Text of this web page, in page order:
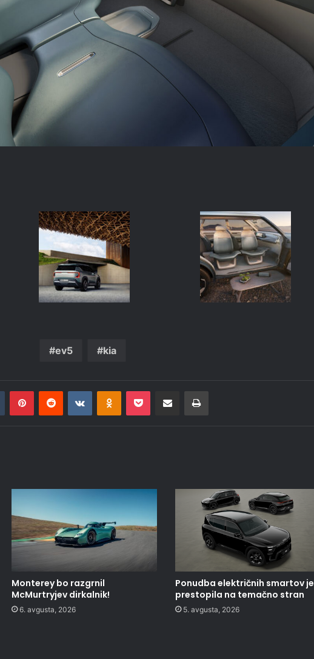
ev5 kia
Tumblr PinterestReddit VKontakteOdnoklassniki
Pocket Deli po epošti Natisni
Monterey bo razgrnil
McMurtryjev dirkalnik!
6. avgusta, 2026
Ponudba električnih smartov je
prestopila na temačno stran
5. avgusta, 2026